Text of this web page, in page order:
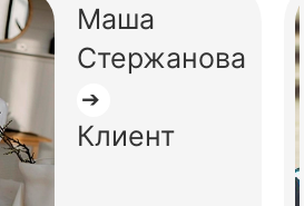
Маша
Стержанова
➔
Клиент